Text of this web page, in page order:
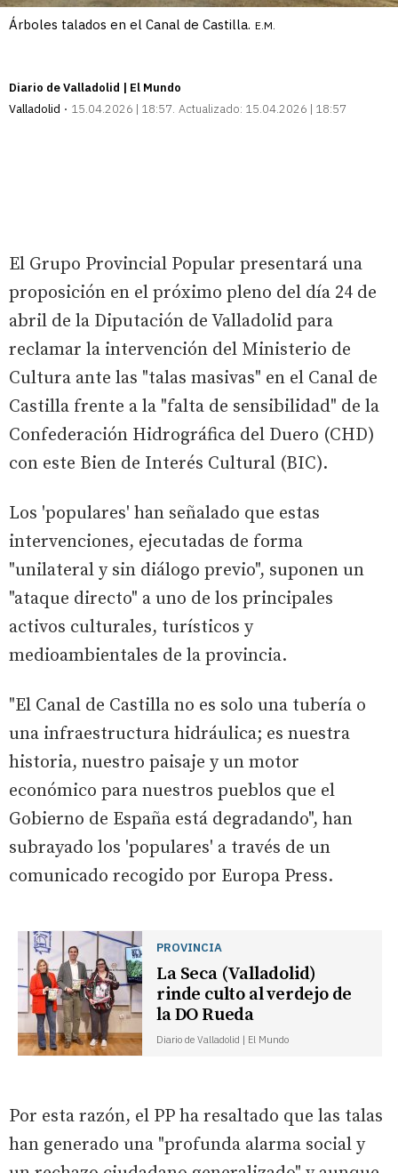
Árboles talados en el Canal de Castilla. E.M.
Diario de Valladolid | El Mundo
Valladolid
15.04.2026 | 18:57 Actualizado: 15.04.2026 | 18:57
El Grupo Provincial Popular presentará una
proposición en el próximo pleno del día 24 de
abril de la Diputación de Valladolid para
reclamar la intervención del Ministerio de
Cultura ante las "talas masivas" en el Canal de
Castilla frente a la "falta de sensibilidad" de la
Confederación Hidrográfica del Duero (CHD)
con este Bien de Interés Cultural (BIC).
Los 'populares' han señalado que estas
intervenciones, ejecutadas de forma
"unilateral y sin diálogo previo", suponen un
"ataque directo" a uno de los principales
activos culturales, turísticos y
medioambientales de la provincia.
"El Canal de Castilla no es solo una tubería o
una infraestructura hidráulica; es nuestra
historia, nuestro paisaje y un motor
económico para nuestros pueblos que el
Gobierno de España está degradando", han
subrayado los 'populares' a través de un
comunicado recogido por Europa Press.
PROVINCIA
La Seca (Valladolid)
rinde culto al verdejo de
la DO Rueda
Diario de Valladolid | El Mundo
Por esta razón, el PP ha resaltado que las talas
han generado una "profunda alarma social y